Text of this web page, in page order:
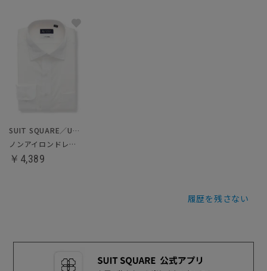
SUIT SQUARE／UNIVERSAL LANGUAGE
ノンアイロンドレスシャツ
￥4,389
履歴を残さない